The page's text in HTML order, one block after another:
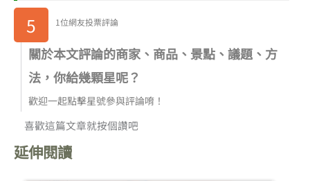
5
1位網友投票評論
關於本文評論的商家、商品、景點、議題、方
法，你給幾顆星呢？
歡迎一起點擊星號參與評論唷！
喜歡這篇文章就按個讚吧
延伸閱讀